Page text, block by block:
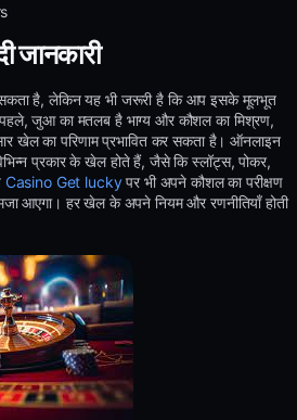
जानकारी
है, लेकिन यह भी जरूरी है कि आप इसके मूलभूत
जुआ का मतलब है भाग्य और कौशल का मिश्रण,
खेल का परिणाम प्रभावित कर सकता है। ऑनलाइन
प्रकार के खेल होते हैं, जैसे कि स्लॉट्स, पोकर,
Casino Get luckyपर भी अपने कौशल का परीक्षण
आएगा। हर खेल के अपने नियम और रणनीतियाँ होती